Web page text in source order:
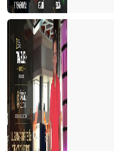
4. Uluslararası Gastronomi
Entellektüel olmak
Dünyada değişmesi
Spor turizmi ve Antalya
HOP ON, HOP OFF (İNDİ-
SAĞLIK TURİZMİ ATEŞELİĞİ
Gastrofizik